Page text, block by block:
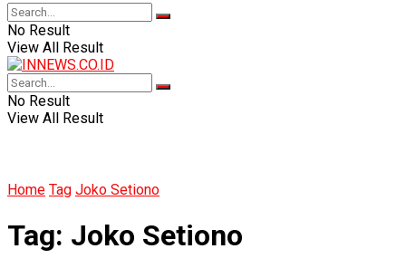
No Result
View All Result
No Result
View All Result
Home Tag Joko Setiono
Tag: Joko Setiono